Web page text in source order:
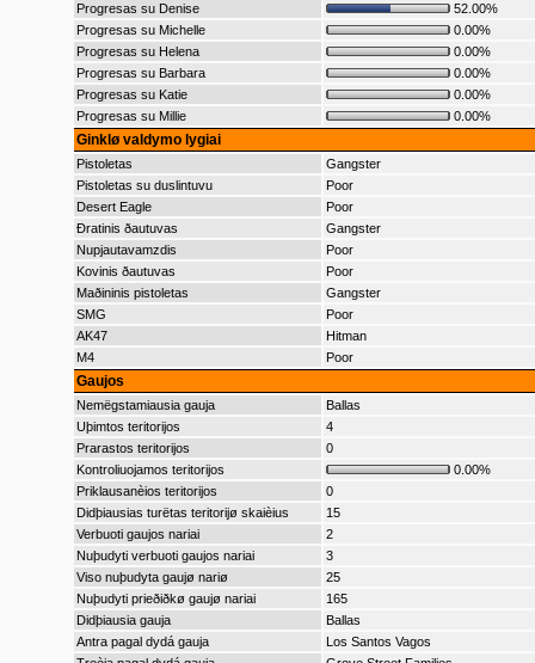
Progresas su Denise
52.00%
Progresas su Michelle
0.00%
Progresas su Helena
0.00%
Progresas su Barbara
0.00%
Progresas su Katie
0.00%
Progresas su Millie
0.00%
Ginklø valdymo lygiai
Pistoletas
Gangster
Pistoletas su duslintuvu
Poor
Desert Eagle
Poor
Ðratinis ðautuvas
Gangster
Nupjautavamzdis
Poor
Kovinis ðautuvas
Poor
Maðininis pistoletas
Gangster
SMG
Poor
AK47
Hitman
M4
Poor
Gaujos
Nemëgstamiausia gauja
Ballas
Uþimtos teritorijos
4
Prarastos teritorijos
0
Kontroliuojamos teritorijos
0.00%
Priklausanèios teritorijos
0
Didþiausias turëtas teritorijø skaièius
15
Verbuoti gaujos nariai
2
Nuþudyti verbuoti gaujos nariai
3
Viso nuþudyta gaujø nariø
25
Nuþudyti prieðiðkø gaujø nariai
165
Didþiausia gauja
Ballas
Antra pagal dydá gauja
Los Santos Vagos